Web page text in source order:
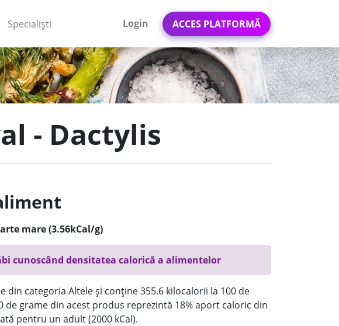
Specialiști Login ACCES PLATFORMĂ
- Dactylis
mare (3.56kCal/g)
cunoscând densitatea calorică a alimentelor
din categoria Altele și conține 355.6 kilocalorii la 100 de
de grame din acest produs reprezintă 18% aport caloric din
pentru un adult (2000 kCal).